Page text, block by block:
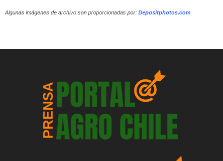
Algunas imágenes de archivo son proporcionadas por: Depositphotos.com